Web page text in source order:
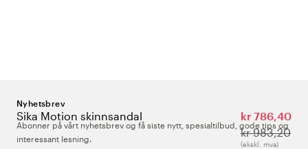
Sika Motion skinnsandal
kr 786,40
kr 983,20
(ekskl. mva)
Nyhetsbrev
Abonner på vårt nyhetsbrev og få siste nytt, spesialtilbud, gode tips og
interessant lesning.